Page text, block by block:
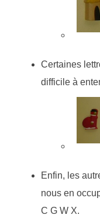
Certaines
difficile à
Enfin, les
nous en
C G W X.